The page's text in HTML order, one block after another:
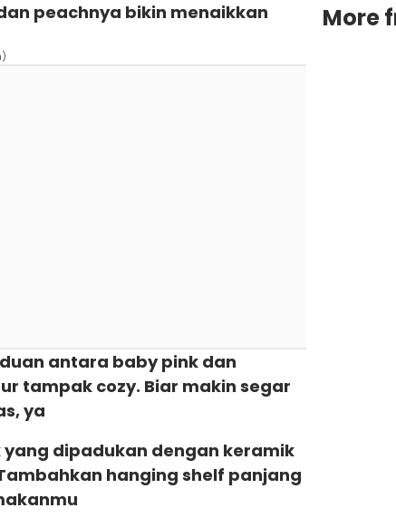
peachnya bikin menaikkan
antara baby pink dan
tampak cozy. Biar makin segar
ya
yang dipadukan dengan keramik
hanging shelf panjang
More